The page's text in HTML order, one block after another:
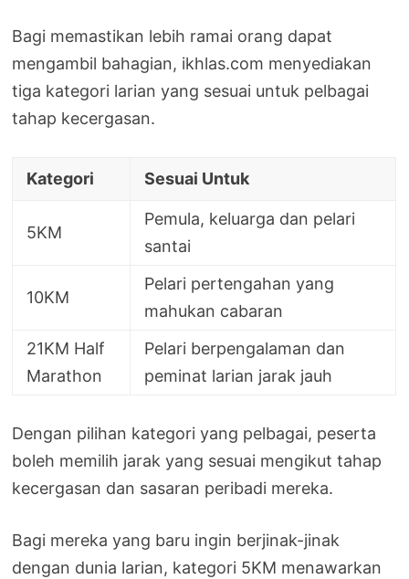
Bagi memastikan lebih ramai orang dapat
mengambil bahagian, ikhlas.com menyediakan
tiga kategori larian yang sesuai untuk pelbagai
tahap kecergasan.
Kategori Sesuai Untuk
5KM
Pemula, keluarga dan pelari
santai
10KM
Pelari pertengahan yang
mahukan cabaran
21KM Half
Marathon
Pelari berpengalaman dan
peminat larian jarak jauh
Dengan pilihan kategori yang pelbagai, peserta
boleh memilih jarak yang sesuai mengikut tahap
kecergasan dan sasaran peribadi mereka.
Bagi mereka yang baru ingin berjinak-jinak
dengan dunia larian, kategori 5KM menawarkan